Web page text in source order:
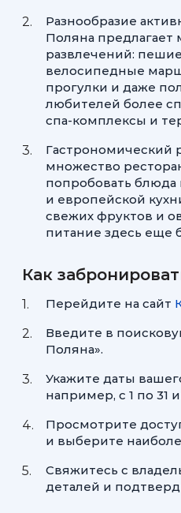
Разнообразие
Поляна предлагает
развлечений:
велосипедные
прогулки и даже
любителей более
спа-комплексы и
Гастрономический
множество
попробовать блюда
и европейской
свежих фруктов и
питание здесь еще
Как
Перейдите на сайт
Введите в
Поляна».
Укажите даты
например, с 1 по 31
Просмотрите
и выберите
Свяжитесь с
деталей и